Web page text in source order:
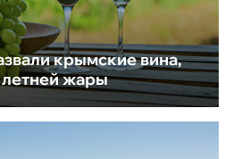
крымские вина,
жары